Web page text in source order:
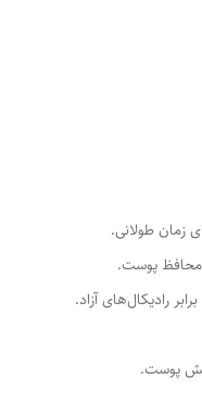
زمان طولانی.
پوست.
رادیکال‌های آزاد.
پوست.